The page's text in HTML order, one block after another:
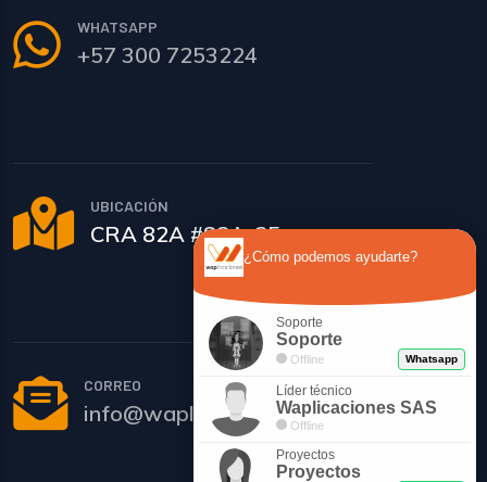
WHATSAPP
+57 300 7253224
UBICACIÓN
CRA 82A #82A-25
CORREO
info@waplicaciones.co
¿Cómo podemos ayudarte?
Soporte
Soporte
Offline Whatsapp
Líder técnico
Waplicaciones SAS
Offline
Proyectos
Proyectos